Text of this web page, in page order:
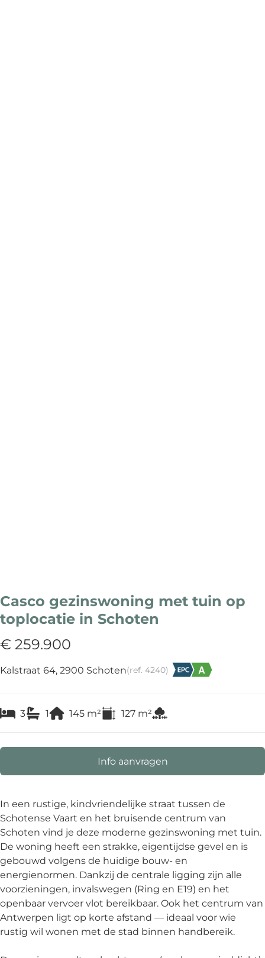
Casco gezinswoning met tuin op
toplocatie in Schoten
€ 259.900
Kalstraat 64, 2900 Schoten(ref. 4240)
3 1 145 m² 127 m²
Info aanvragen
In een rustige, kindvriendelijke straat tussen de
Schotense Vaart en het bruisende centrum van
Schoten vind je deze moderne gezinswoning met tuin.
De woning heeft een strakke, eigentijdse gevel en is
gebouwd volgens de huidige bouw- en
energienormen. Dankzij de centrale ligging zijn alle
voorzieningen, invalswegen (Ring en E19) en het
openbaar vervoer vlot bereikbaar. Ook het centrum van
Antwerpen ligt op korte afstand — ideaal voor wie
rustig wil wonen met de stad binnen handbereik.